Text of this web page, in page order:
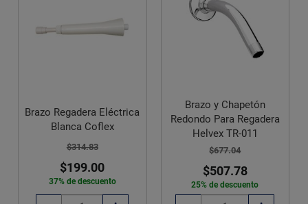
Brazo Regadera Eléctrica
Blanca Coflex
$314.83
$199.00
37% de descuento
Brazo y Chapetón
Redondo Para Regadera
Helvex TR-011
$677.04
$507.78
25% de descuento